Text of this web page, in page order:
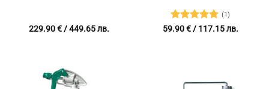
229.90€/ 449.65 лв.
Оценено с
(1)
59.90€/ 117.15 лв.